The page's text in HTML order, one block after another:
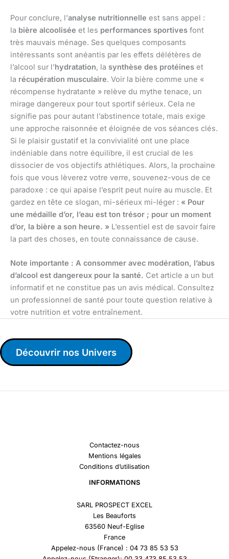
Pour conclure, l’analyse nutritionnelle est sans appel :
la bière alcoolisée et les performances sportives font
très mauvais ménage. Ses quelques composants
intéressants sont anéantis par les effets délétères de
l’alcool sur l’hydratation, la synthèse des protéines et
la récupération musculaire. Voir la bière comme une «
récompense hydratante » relève du mythe tenace, un
mirage dangereux pour tout sportif sérieux. Cela ne
signifie pas pour autant l’abstinence totale, mais exige
une approche raisonnée et éloignée de vos séances clés.
Si le plaisir gustatif et la convivialité ont une place
indéniable dans notre équilibre, il est crucial de les
dissocier de vos objectifs athlétiques. Alors, la prochaine
fois que vous lèverez votre verre, souvenez-vous de ce
paradoxe : ce qui apaise l’esprit peut nuire au muscle. Et
gardez en tête ce slogan, mi-sérieux mi-léger : « Pour
une médaille d’or, l’eau est ton trésor ; pour un moment
d’or, la bière a son heure. » L’essentiel est de savoir faire
la part des choses, en toute connaissance de cause.
Note importante : A consommer avec modération, l’abus
d’alcool est dangereux pour la santé. Cet article a un but
informatif et ne constitue pas un avis médical. Consultez
un professionnel de santé pour toute question relative à
votre nutrition et votre entraînement.
Découvrir nos Univers
Contactez-nous
Mentions légales
Conditions d’utilisation
INFORMATIONS
SARL PROSPECT EXCEL
Les Beauforts
63560 Neuf-Eglise
France
Appelez-nous (France) : 04 73 85 53 53